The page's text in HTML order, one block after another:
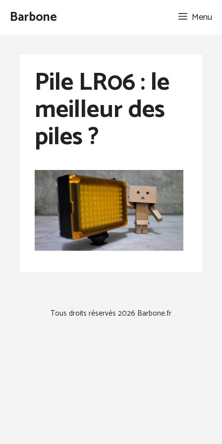
AllerBarbone Menu
Pile LR06 : le
meilleur des
piles ?
Tous droits réservés 2026 Barbone.fr